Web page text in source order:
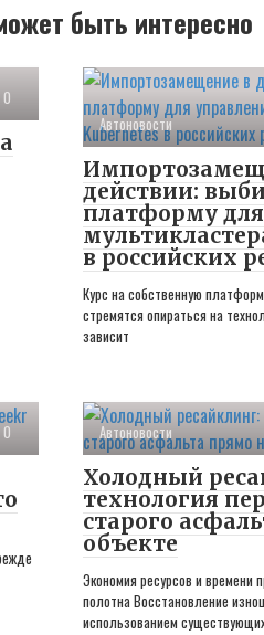
быть интересно
0
Автоновости
действии:
платформу
в российских
Курс на собственную
стремятся опираться на
зависит
0 Автоновости
Холодный
технология
старого
объекте
Экономия ресурсов и времени
полотна Восстановление
использованием